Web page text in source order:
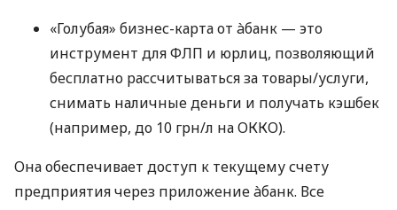
«Голубая» бизнес-карта от àбанк — это
инструмент для ФЛП и юрлиц, позволяющий
бесплатно рассчитываться за товары/услуги,
снимать наличные деньги и получать кэшбек
(например, до 10 грн/л на ОККО).
Она обеспечивает доступ к текущему счету
предприятия через приложение àбанк. Все